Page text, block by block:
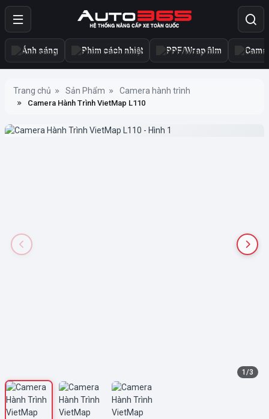
Ánh sáng Phim cách nhiệt PPF/Wrap film
Trang chủ Sản Phẩm Camera hành trình
Camera Hành Trình VietMap L110
1 /3